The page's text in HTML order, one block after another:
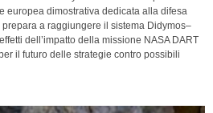
europea dimostrativa dedicata alla difesa
a raggiungere il sistema Didymos–
dell’impatto della missione NASA DART
il futuro delle strategie contro possibili